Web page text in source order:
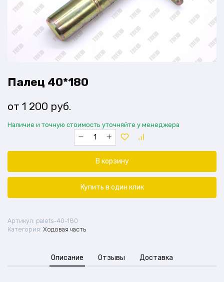
Палец 40*180
1 200 руб.
Наличие и точную стоимость уточняйте у менеджера
Количество
товара
Палец
40*180В корзину
Купить в один клик
Артикул: palets-40-180
Категория: Ходовая часть
Описание Отзывы Доставка